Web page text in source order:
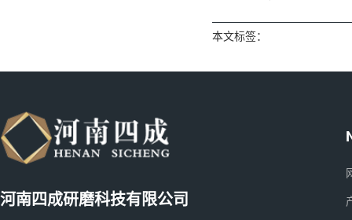
本文标签：
河南四成研磨科技有限公司